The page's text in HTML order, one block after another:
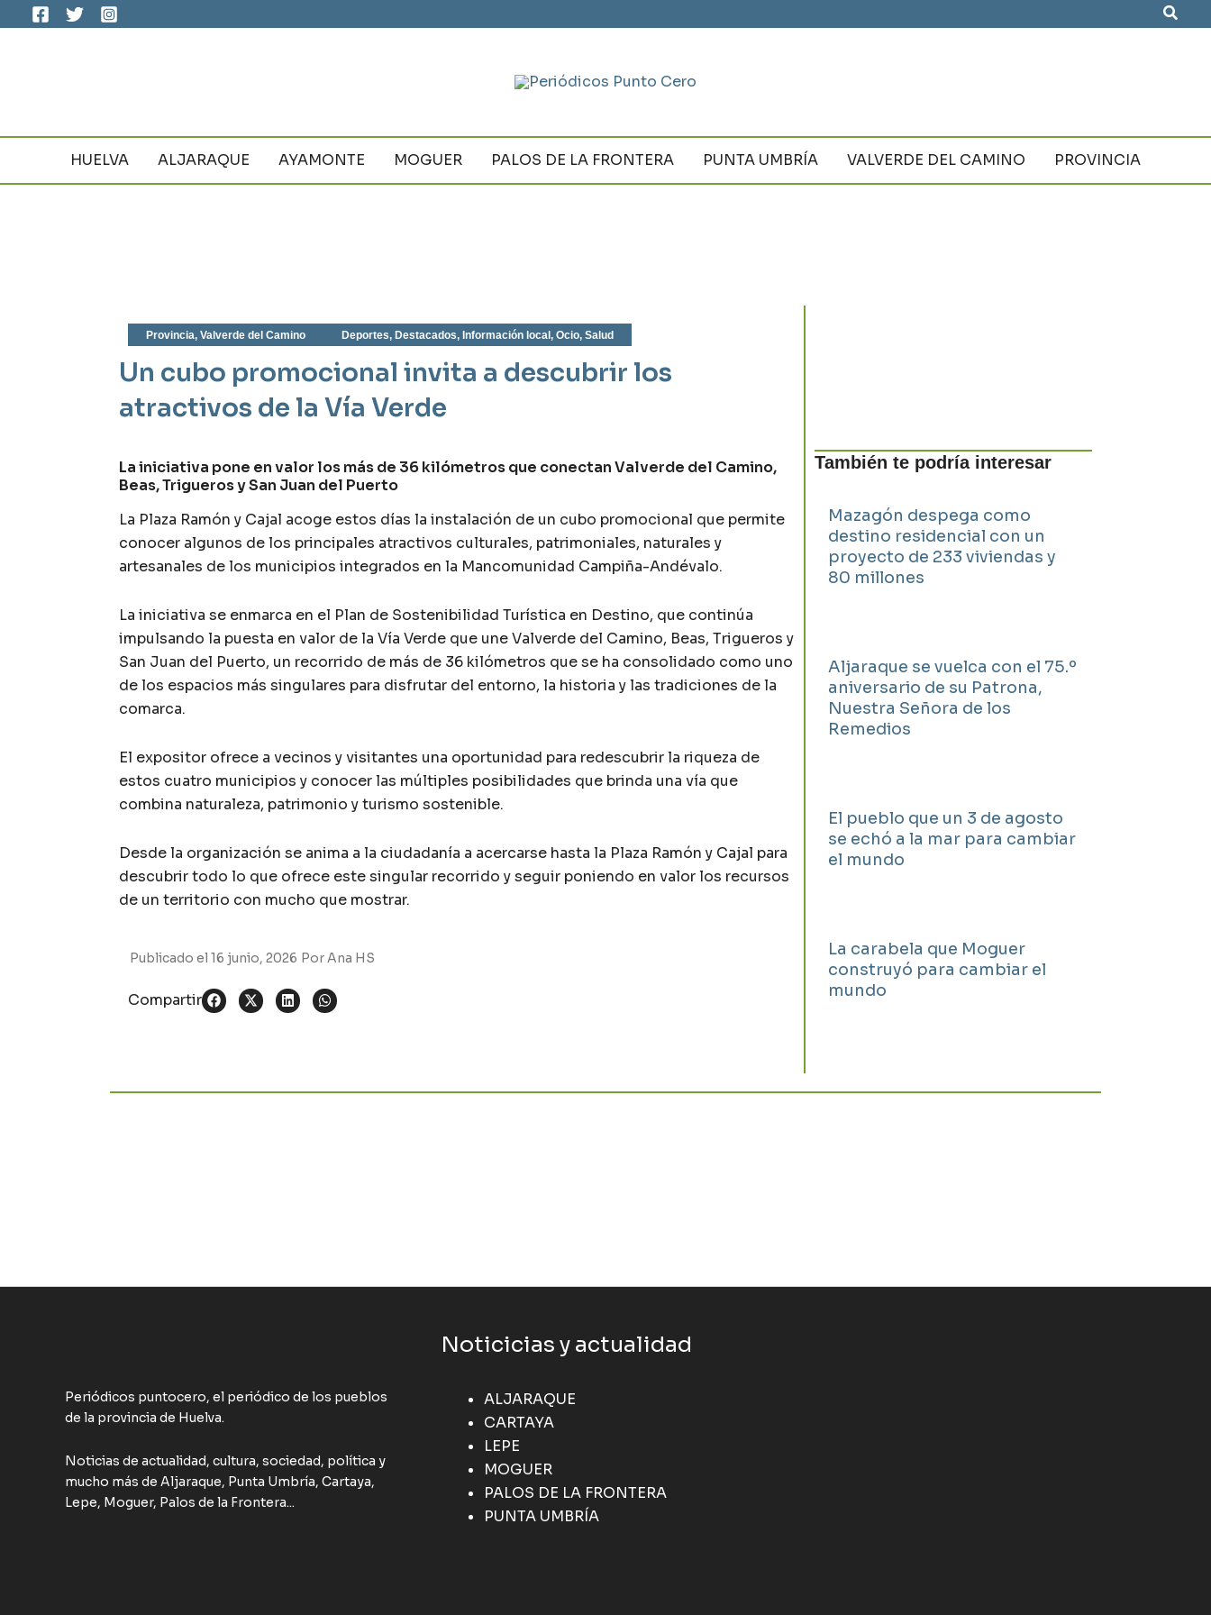
al
HUELVA ALJARAQUE AYAMONTE MOGUER PALOS DE LA FRONTERA PUNTA UMBRÍA VALVERDE DEL CAMINO PROVINCIA
Provincia, Valverde del Camino Deportes, Destacados, Información local , Ocio, Salud
Un cubo promocional invita a descubrir los
atractivos de la Vía Verde
La iniciativa pone en valor los más de 36 kilómetros que conectan Valverde del Camino,
Beas, Trigueros y San Juan del Puerto
La Plaza Ramón y Cajal acoge estos días la instalación de un cubo promocional que permite
conocer algunos de los principales atractivos culturales, patrimoniales, naturales y
artesanales de los municipios integrados en la Mancomunidad Campiña-Andévalo.
La iniciativa se enmarca en el Plan de Sostenibilidad Turística en Destino, que continúa
impulsando la puesta en valor de la Vía Verde que une Valverde del Camino, Beas, Trigueros y
San Juan del Puerto, un recorrido de más de 36 kilómetros que se ha consolidado como uno
de los espacios más singulares para disfrutar del entorno, la historia y las tradiciones de la
comarca.
El expositor ofrece a vecinos y visitantes una oportunidad para redescubrir la riqueza de
estos cuatro municipios y conocer las múltiples posibilidades que brinda una vía que
combina naturaleza, patrimonio y turismo sostenible.
Desde la organización se anima a la ciudadanía a acercarse hasta la Plaza Ramón y Cajal para
descubrir todo lo que ofrece este singular recorrido y seguir poniendo en valor los recursos
de un territorio con mucho que mostrar.
Publicado el 16 junio, 2026 PorAna HS
Compartir
También te podría interesar
Mazagón despega como
destino residencial con un
proyecto de 233 viviendas y
80 millones
Aljaraque se vuelca con el 75.º
aniversario de su Patrona,
Nuestra Señora de los
Remedios
El pueblo que un 3 de agosto
se echó a la mar para cambiar
el mundo
La carabela que Moguer
construyó para cambiar el
mundo
Periódicos puntocero, el periódico de los pueblos
de la provincia de Huelva.
Noticias de actualidad, cultura, sociedad, política y
mucho más de Aljaraque, Punta Umbría, Cartaya,
Lepe, Moguer, Palos de la Frontera...
Noticicias y actualidad
ALJARAQUE
CARTAYA
LEPE
MOGUER
PALOS DE LA FRONTERA
PUNTA UMBRÍA